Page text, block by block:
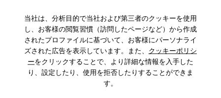
当社は、分析目的で当社および第三者のクッキーを使用
し、お客様の閲覧習慣（訪問したページなど）から作成
されたプロファイルに基づいて、お客様にパーソナライ
ズされた広告を表示しています。また、 クッキーポリシ
ーをクリックすることで、より詳細な情報を入手した
り、設定したり、使用を拒否したりすることができま
す。
CAMPER メンズ 靴 メンズのBILL
Sale: さらに10%OFF